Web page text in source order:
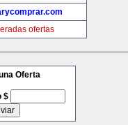
ofertas
Oferta
$